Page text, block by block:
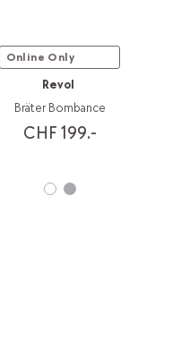
Online Only
Revol
Bräter Bombance
CHF 199.-